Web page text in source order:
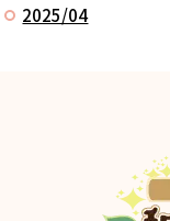
2025/04